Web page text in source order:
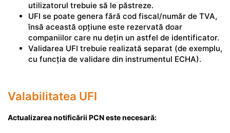
utilizatorul trebuie să le păstreze.
UFI se poate genera fără cod fiscal/număr de TVA,
însă această opțiune este rezervată doar
companiilor care nu dețin un astfel de identificator.
Validarea UFI trebuie realizată separat (de exemplu,
cu funcția de validare din instrumentul ECHA).
Valabilitatea UFI
Actualizarea notificării PCN este necesară: